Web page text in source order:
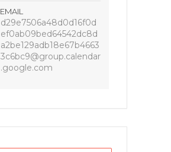
EMAIL
d29e7506a48d0d16f0d
ef0ab09bed64542dc8d
a2be129adb18e67b4663
3c6bc9@group.calendar
.google.com